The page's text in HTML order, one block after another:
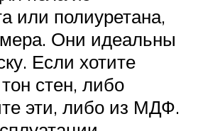
или полиуретана,
Они идеальны
Если хотите
стен, либо
эти, либо из МДФ.